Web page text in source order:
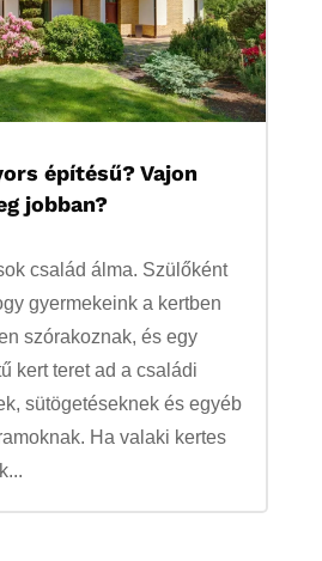
építésű? Vajon
jobban?
család álma. Szülőként
gyermekeink a kertben
szórakoznak, és egy
kert teret ad a családi
sütögetéseknek és egyéb
Ha valaki kertes